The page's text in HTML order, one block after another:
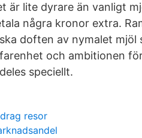
är lite dyrare än vanligt
några kronor extra.
doften av nymalet mjöl
och ambitionen
speciellt.
resor